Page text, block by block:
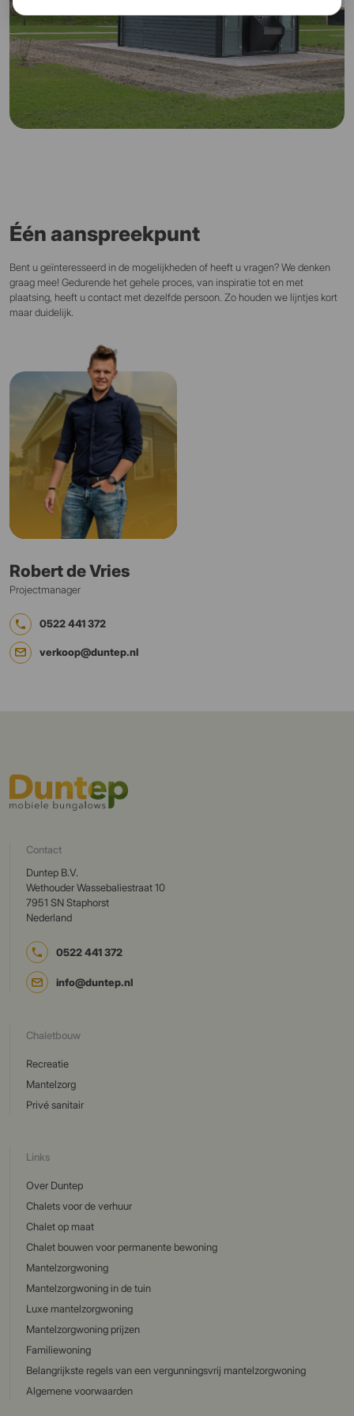
Één aanspreekpunt
Bent u geïnteresseerd in de mogelijkheden of heeft u vragen? We denken
graag mee! Gedurende het gehele proces, van inspiratie tot en met
plaatsing, heeft u contact met dezelfde persoon. Zo houden we lijntjes kort
maar duidelijk.
Robert de Vries
Projectmanager
0522 441 372
verkoop@duntep.nl
Contact
Duntep B.V.
Wethouder Wassebaliestraat 10
7951 SN Staphorst
Nederland
0522 441 372
info@duntep.nl
Chaletbouw
Recreatie
Mantelzorg
Privé sanitair
Links
Over Duntep
Chalets voor de verhuur
Chalet op maat
Chalet bouwen voor permanente bewoning
Mantelzorgwoning
Mantelzorgwoning in de tuin
Luxe mantelzorgwoning
Mantelzorgwoning prijzen
Familiewoning
Belangrijkste regels van een vergunningsvrij mantelzorgwoning
Algemene voorwaarden